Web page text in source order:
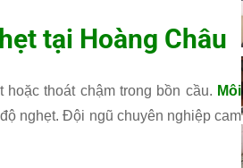
tại Hoàng Châu
thoát chậm trong bồn cầu. Môi
nghẹt. Đội ngũ chuyên nghiệp cam